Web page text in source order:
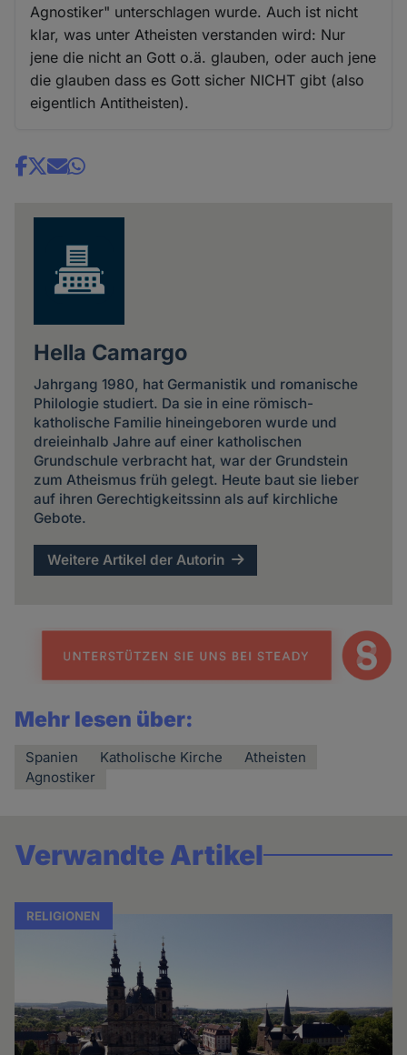
Agnostiker" unterschlagen wurde. Auch ist nicht
klar, was unter Atheisten verstanden wird: Nur
jene die nicht an Gott o.ä. glauben, oder auch jene
die glauben dass es Gott sicher NICHT gibt (also
eigentlich Antitheisten).
Share
Hella Camargo
Jahrgang 1980, hat Germanistik und romanische
Philologie studiert. Da sie in eine römisch-
katholische Familie hineingeboren wurde und
dreieinhalb Jahre auf einer katholischen
Grundschule verbracht hat, war der Grundstein
zum Atheismus früh gelegt. Heute baut sie lieber
auf ihren Gerechtigkeitssinn als auf kirchliche
Gebote.
Weitere Artikel der Autorin
Mehr lesen über:
Spanien Katholische Kirche
Atheisten
Agnostiker
Verwandte Artikel
RELIGIONEN